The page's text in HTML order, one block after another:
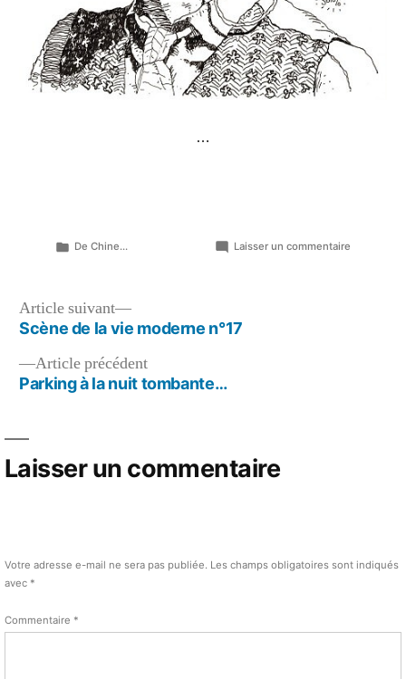
…
Publié
De Chine... Laisser un commentaire
Navigation
de
l’article
Article précédentArticle
précédent :
Parking à la nuit tombante…
Article suivant
Article
suivant :
Scène de la vie moderne n°17
Laisser un commentaire
Votre adresse e-mail ne sera pas publiée. Les champs obligatoires sont indiqués
avec *
Commentaire *